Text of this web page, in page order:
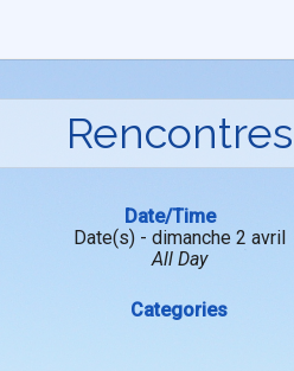
Rencontres
Date/Time
Date(s) - dimanche 2 avril
All Day
Categories